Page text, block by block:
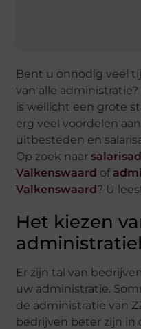
Bent u onnodig veel
van alle
is wellicht een grote
erg veel voordelen
uitbesteden en
Op zoek naar
Valkenswaard of
Valkenswaard? U
Het kiezen
Er zijn tal van
uw administratie.
de administratie van
bedrijven beter zijn in